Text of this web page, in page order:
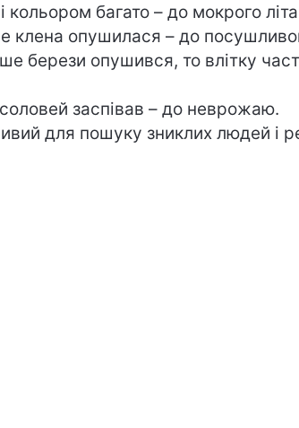
багато – до мокрого
клена опушилася – до
берези опушився, то влітку
заспівав – до неврожаю.
для пошуку зниклих людей і